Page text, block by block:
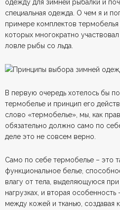
одежду для зимней рыбалки и
специальная одежда. О чем я и
примере комплектов термобелья
которых многократно
ловле рыбы со льда.
В первую очередь хотелось бы
термобелье и принцип его
слово «термобелье», мы, как
обязательно должно само по
деле это не совсем верно.
Само по себе термобелье – это
функциональное белье,
влагу от тела, выделяющуюся
нагрузках, и вторая особенность
между кожей и тканью,